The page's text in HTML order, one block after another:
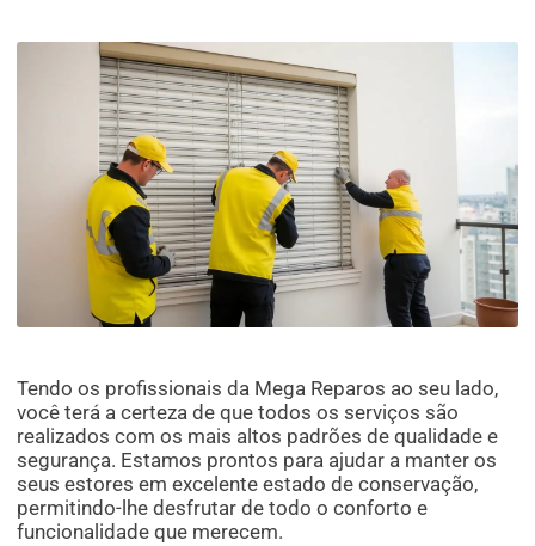
Tendo os profissionais da Mega Reparos ao seu lado,
você terá a certeza de que todos os serviços são
realizados com os mais altos padrões de qualidade e
segurança. Estamos prontos para ajudar a manter os
seus estores em excelente estado de conservação,
permitindo-lhe desfrutar de todo o conforto e
funcionalidade que merecem.